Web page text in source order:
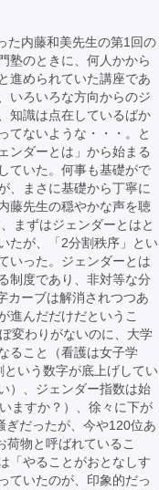
内藤和美先生の第1回の
塾のときに、何人かから
進められていた講座であ
いろいろな方向からのジ
知識は点在しているばか
てないような・・・。と
ンダーとは」から始まる
ていた。何事も基礎がで
、まさに基礎から丁寧に
藤先生の穏やかな声を聴
まずはジェンダーとはと
たが、「2分割秩序」とい
いった。ジェンダーとは
制度であり、非対等な分
カーブは解消されつつあ
進んだだけだというこ
変わりがないのに、大学
ること（看護は女子学
いう数字が底上げしてい
）、ジェンダー指数は始
ますか？）、徐々に下が
ぎだったが、今や120位あ
荷物と呼ばれているこ
「やることがおとなしす
ていたのが、印象的だっ